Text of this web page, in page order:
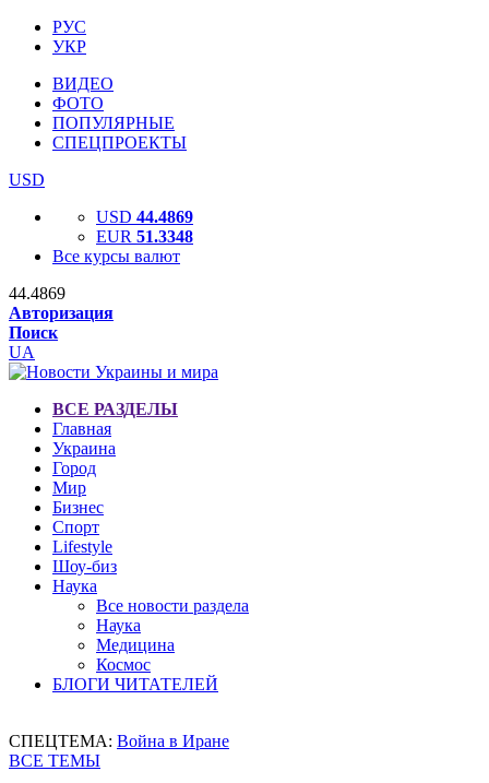
РУС
УКР
ВИДЕО
ФОТО
ПОПУЛЯРНЫЕ
СПЕЦПРОЕКТЫ
USD
USD 44.4869
EUR 51.3348
Все курсы валют
44.4869
Авторизация
Поиск
UA
ВСЕ РАЗДЕЛЫ
Главная
Украина
Город
Мир
Бизнес
Спорт
Lifestyle
Шоу-биз
Наука
Все новости раздела
Наука
Медицина
Космос
БЛОГИ ЧИТАТЕЛЕЙ
СПЕЦТЕМА: Война в Иране
ВСЕ ТЕМЫ